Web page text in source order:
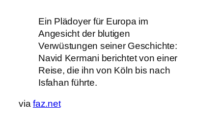
Ein Plädoyer für Europa im
Angesicht der blutigen
Verwüstungen seiner Geschichte:
Navid Kermani berichtet von einer
Reise, die ihn von Köln bis nach
Isfahan führte.
viafaz.net